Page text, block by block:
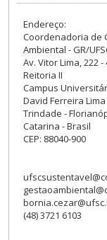
Endereço:
Coordenadoria de
Ambiental - GR/
Av. Vitor Lima, 222 -
Reitoria II
Campus
David Ferreira Lima
Trindade -
Catarina - Brasil
CEP: 88040-900
(48) 3721 6103